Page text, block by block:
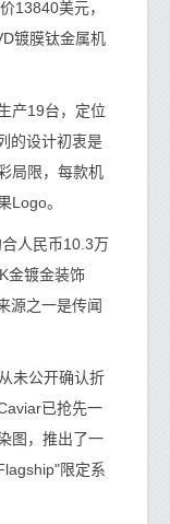
美元，
镀膜钛金属机
产19台，定位
的设计初衷是
局限，每款机
Logo。
人民币10.3万
金镀金装饰
源之一是传闻
未公开确认折
已抢先一
图，推出了一
限定系